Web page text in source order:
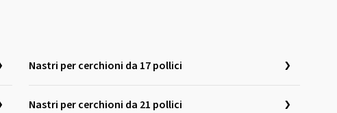
Nastri per cerchioni da 17 pollici
Nastri per cerchioni da 21 pollici